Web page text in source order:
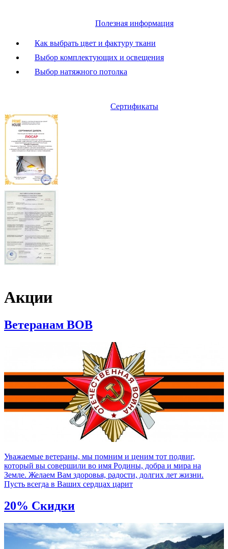
Полезная информация
Как выбрать цвет и фактуру ткани
Выбор комплектующих и освещения
Выбор натяжного потолка
Сертификаты
Акции
Ветеранам ВОВ
Уважаемые ветераны, мы помним и ценим тот подвиг,
который вы совершили во имя Родины, добра и мира на
Земле. Желаем Вам здоровья, радости, долгих лет жизни.
Пусть всегда в Ваших сердцах царит
20% Скидки